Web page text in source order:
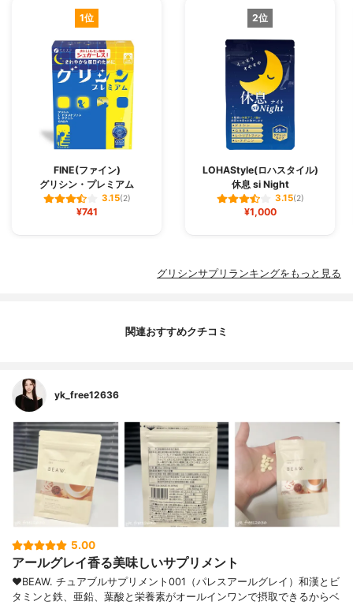
1位
FINE(ファイン)
グリシン・プレミアム
3.15(2)
¥741
2位
LOHAStyle(ロハスタイル)
休息 si Night
3.15(2)
¥1,000
グリシンサプリランキングをもっと見る
関連おすすめクチコミ
yk_free12636
5.00
アールグレイ香る美味しいサプリメント
❤︎BEAW. チュアブルサプリメント001（パレスアールグレイ）和漢とビ
タミンと鉄、亜鉛、葉酸と栄養素がオールインワンで摂取できるからベ